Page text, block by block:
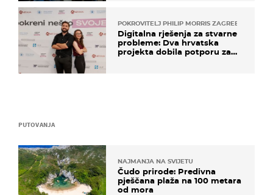
PUTOVANJA
NAJMANJA NA SVIJETU
Čudo prirode: Predivna
pješčana plaža na 100 metara
od mora
POKROVITELJ PHILIP MORRIS ZAGREB
Digitalna rješenja za stvarne
probleme: Dva hrvatska
projekta dobila potporu za